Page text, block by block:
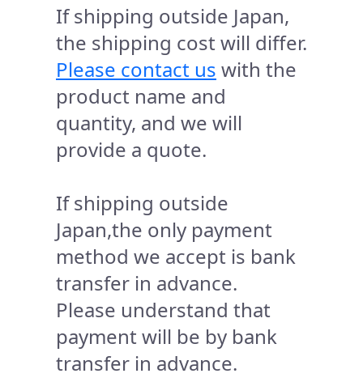
If shipping outside Japan,
the shipping cost will differ.
Please contact us with the
product name and
quantity, and we will
provide a quote.
If shipping outside
Japan,the only payment
method we accept is bank
transfer in advance.
Please understand that
payment will be by bank
transfer in advance.